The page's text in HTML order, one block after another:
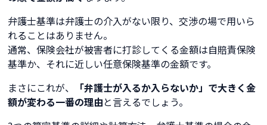
弁護士基準は弁護士の介入がない限り、交渉の場で用いら
れることはありません。
通常、保険会社が被害者に打診してくる金額は自賠責保険
基準か、それに近しい任意保険基準の金額です。
まさにこれが、
「弁護士が入るか入らないか」で大きく金
額が変わる一番の理由と言えるでしょう。